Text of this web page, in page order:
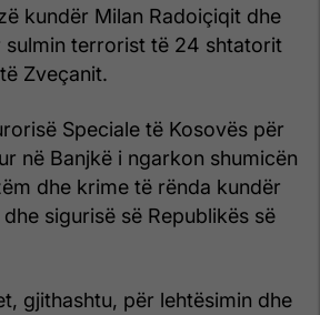
kundër Milan Radoiçiqit dhe
terrorist të 24 shtatorit
Zveçanit.
Speciale të Kosovës për
në Banjkë i ngarkon shumicën
dhe krime të rënda kundër
sigurisë së Republikës së
gjithashtu, për lehtësimin dhe